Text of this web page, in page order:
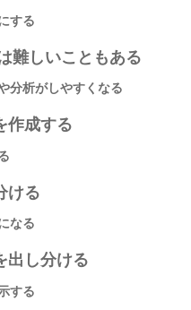
する
難しいこともある
分析がしやすくなる
作成する
ける
なる
出し分ける
する